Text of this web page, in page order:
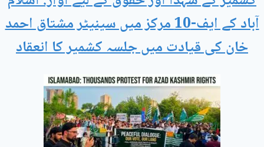
آباد کے ایف-10 مرکز میں سینیٹر مشتاق احمد
خان کی قیادت میں جلسہ کشمیر کا انعقاد